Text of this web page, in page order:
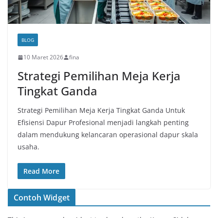
BLOG
10 Maret 2026 fina
Strategi Pemilihan Meja Kerja
Tingkat Ganda
Strategi Pemilihan Meja Kerja Tingkat Ganda Untuk
Efisiensi Dapur Profesional menjadi langkah penting
dalam mendukung kelancaran operasional dapur skala
usaha.
Read More
Contoh Widget